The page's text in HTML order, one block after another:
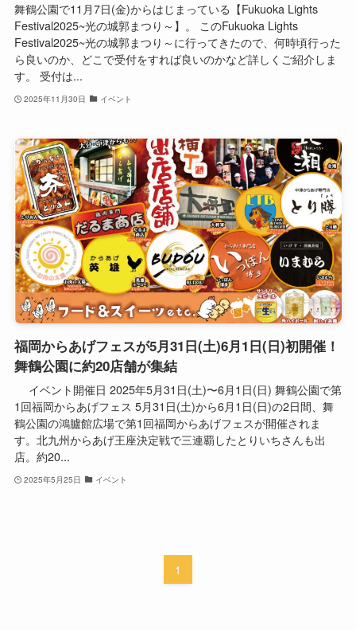
舞鶴公園で11月7日(金)からはじまっている【Fukuoka Lights
Festival2025~光の城郭まつり～】。 このFukuoka Lights
Festival2025~光の城郭まつり～に行ってきたので、何時頃行った
ら良いのか、どこで受付をすれば良いのかなど詳しくご紹介しま
す。 受付は...
2025年11月30日 イベント
福岡からあげフェスが5月31日(土)6月1日(日)初開催！
舞鶴公園に約20店舗が集結
イベント開催日 2025年5月31日(土)〜6月1日(日) 舞鶴公園で第
1回福岡からあげフェス 5月31日(土)から6月1日(日)の2日間、舞
鶴公園の鴻臚館広場で第1回福岡からあげフェスが開催されま
す。北九州からあげ王座決定戦で三連覇したとりいちさんも出
店。約20...
2025年5月25日 イベント
1